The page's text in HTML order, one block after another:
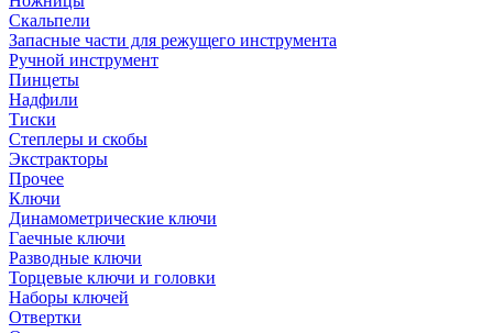
Скальпели
Запасные части для режущего инструмента
Ручной инструмент
Пинцеты
Надфили
Тиски
Степлеры и скобы
Экстракторы
Прочее
Ключи
Динамометрические ключи
Гаечные ключи
Разводные ключи
Торцевые ключи и головки
Наборы ключей
Отвертки